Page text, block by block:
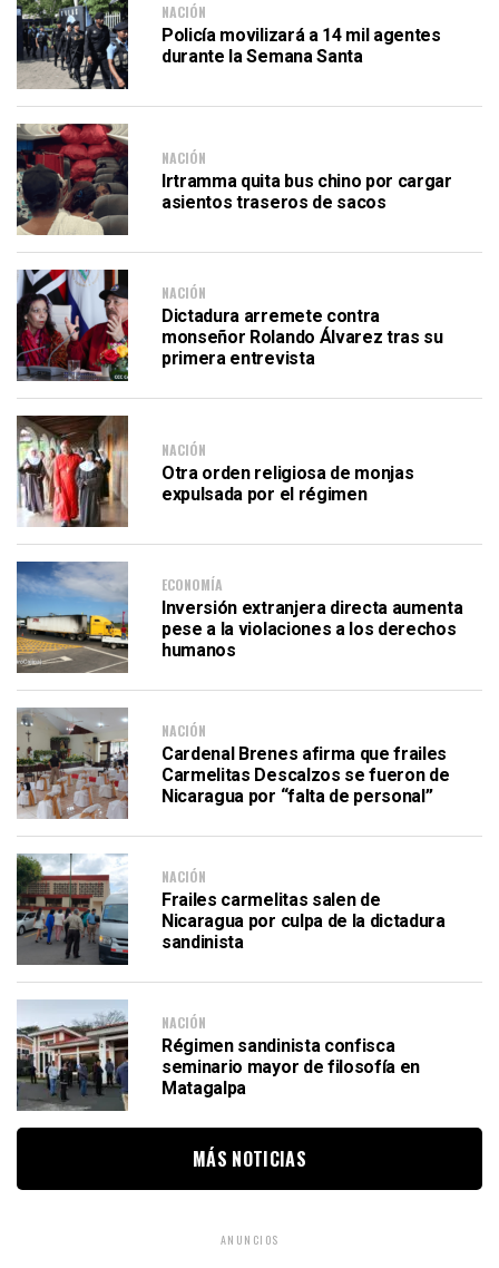
NACIÓN
Policía movilizará a 14 mil agentes
durante la Semana Santa
NACIÓN
Irtramma quita bus chino por cargar
asientos traseros de sacos
NACIÓN
Dictadura arremete contra
monseñor Rolando Álvarez tras su
primera entrevista
NACIÓN
Otra orden religiosa de monjas
expulsada por el régimen
ECONOMÍA
Inversión extranjera directa aumenta
pese a la violaciones a los derechos
humanos
NACIÓN
Cardenal Brenes afirma que frailes
Carmelitas Descalzos se fueron de
Nicaragua por “falta de personal”
NACIÓN
Frailes carmelitas salen de
Nicaragua por culpa de la dictadura
sandinista
NACIÓN
Régimen sandinista confisca
seminario mayor de filosofía en
Matagalpa
MÁS NOTICIAS
ANUNCIOS